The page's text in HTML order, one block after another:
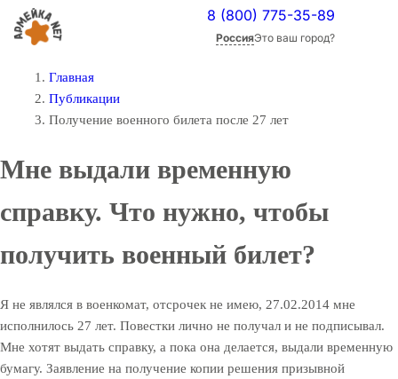
8 (800) 775-35-89
РоссияЭто ваш город?
Главная
Публикации
Получение военного билета после 27 лет
Мне выдали временную
справку. Что нужно, чтобы
получить военный билет?
Я не являлся в военкомат, отсрочек не имею, 27.02.2014 мне
исполнилось 27 лет. Повестки лично не получал и не подписывал.
Мне хотят выдать справку, а пока она делается, выдали временную
бумагу. Заявление на получение копии решения призывной